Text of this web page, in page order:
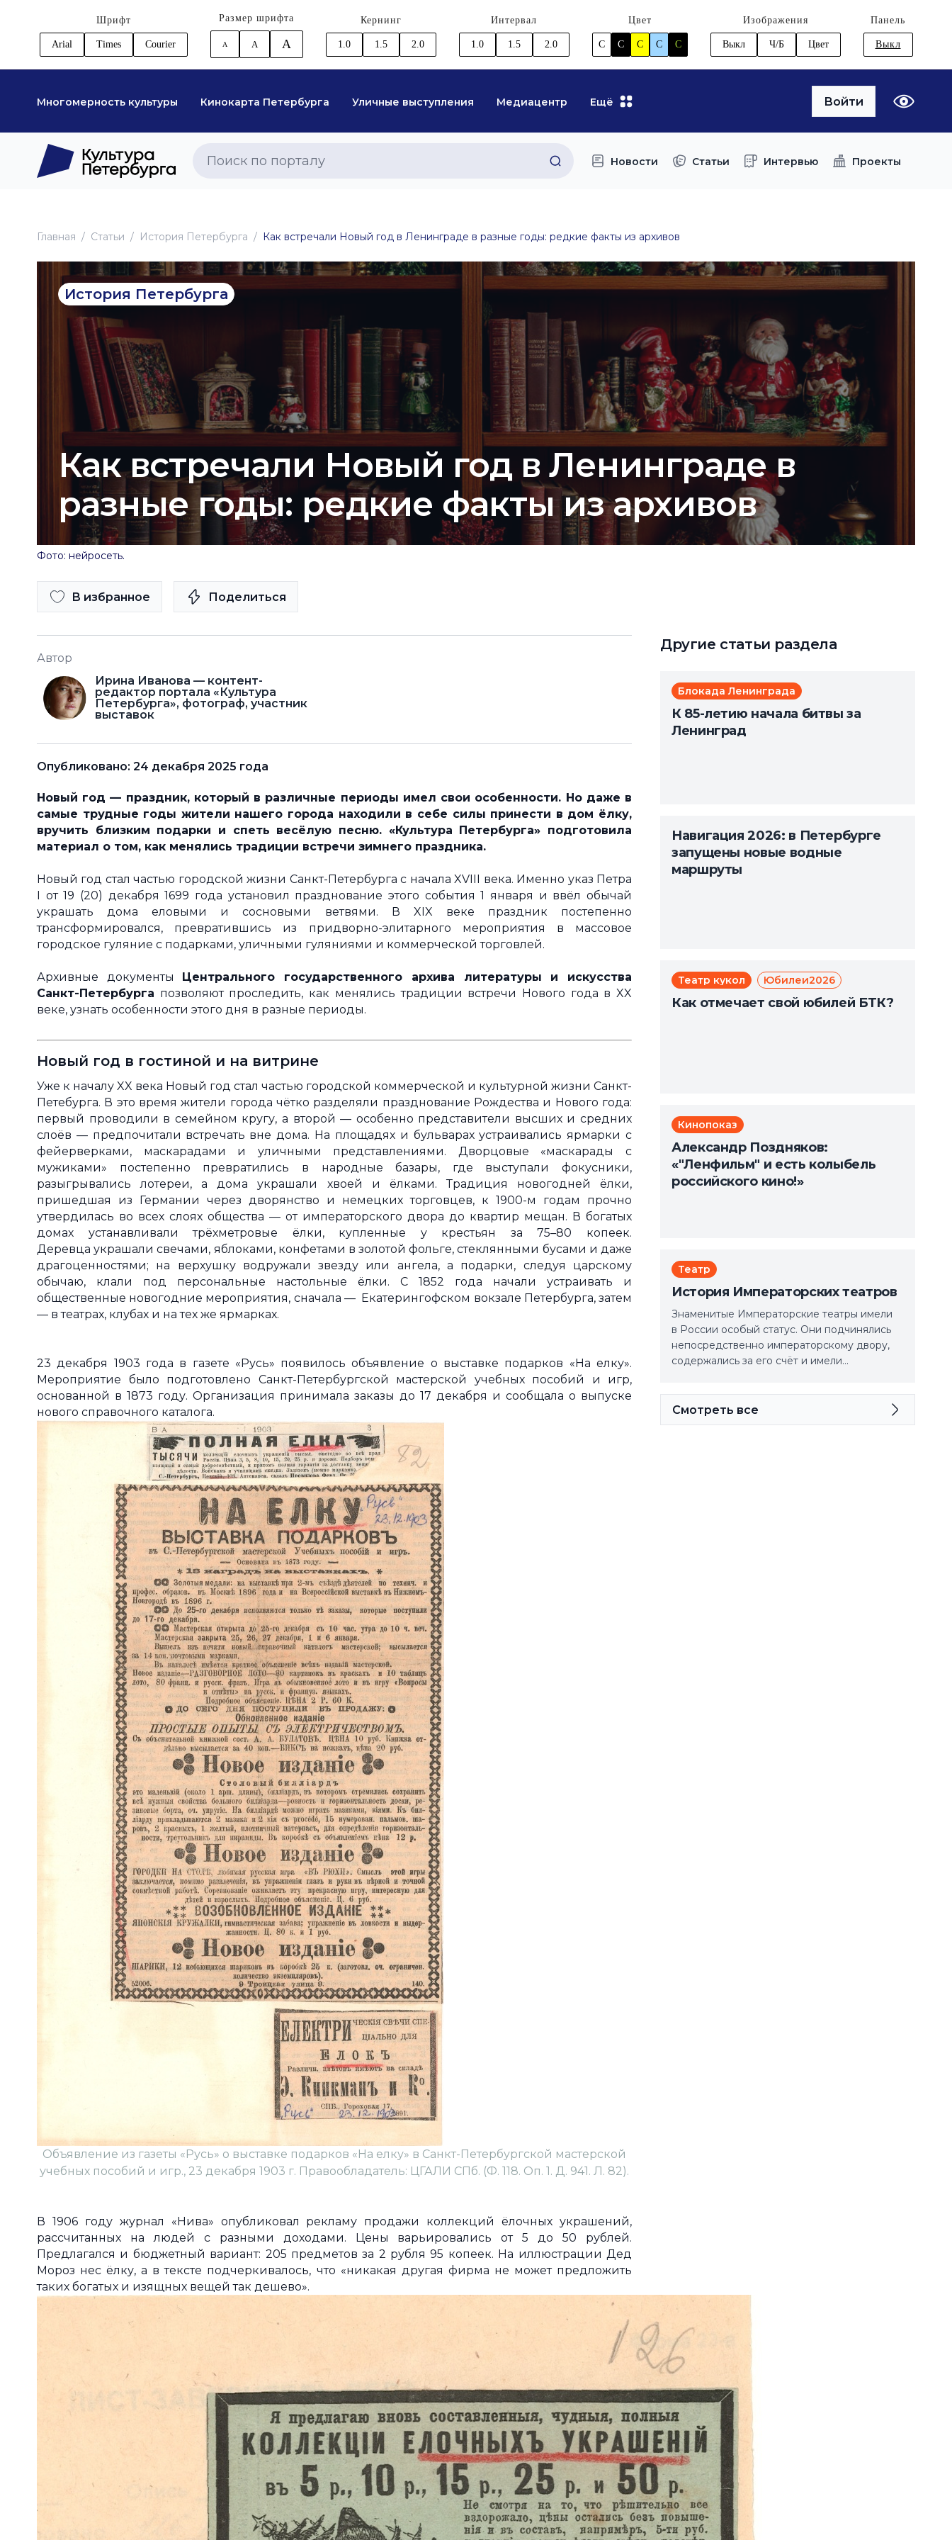
Шрифт
Arial Times Courier
Размер шрифта
A A A
Кернинг
1.0 1.5 2.0
Интервал
1.0 1.5 2.0
Цвет
C C C C C
Изображения
Выкл Ч/Б Цвет
Панель
Выкл
Многомерность культуры Кинокарта Петербурга Уличные выступления Медиацентр Ещё Войти
Новости Статьи Интервью Проекты
Главная Статьи История Петербурга Как встречали Новый год в Ленинграде в разные годы: редкие факты из архивов
История Петербурга
Как встречали Новый год в Ленинграде в
разные годы: редкие факты из архивов
Фото: нейросеть.
В избранное Поделиться
Автор
Ирина Иванова — контент-
редактор портала «Культура
Петербурга», фотограф, участник
выставок
Опубликовано: 24 декабря 2025 года
Новый год — праздник, который в различные периоды имел свои особенности. Но даже в
самые трудные годы жители нашего города находили в себе силы принести в дом ёлку,
вручить близким подарки и спеть весёлую песню. «Культура Петербурга» подготовила
материал о том, как менялись традиции встречи зимнего праздника.
Новый год стал частью городской жизни Санкт-Петербурга с начала XVIII века. Именно указ Петра
I от 19 (20) декабря 1699 года установил празднование этого события 1 января и ввёл обычай
украшать дома еловыми и сосновыми ветвями. В XIX веке праздник постепенно
трансформировался, превратившись из придворно-элитарного мероприятия в массовое
городское гуляние с подарками, уличными гуляниями и коммерческой торговлей.
Архивные документы Центрального государственного архива литературы и искусства
Санкт-Петербурга позволяют проследить, как менялись традиции встречи Нового года в XX
веке, узнать особенности этого дня в разные периоды.
Новый год в гостиной и на витрине
Уже к началу XX века Новый год стал частью городской коммерческой и культурной жизни Санкт-
Петебурга. В это время жители города чётко разделяли празднование Рождества и Нового года:
первый проводили в семейном кругу, а второй — особенно представители высших и средних
слоёв — предпочитали встречать вне дома. На площадях и бульварах устраивались ярмарки с
фейерверками, маскарадами и уличными представлениями. Дворцовые «маскарады с
мужиками» постепенно превратились в народные базары, где выступали фокусники,
разыгрывались лотереи, а дома украшали хвоей и ёлками. Традиция новогодней ёлки,
пришедшая из Германии через дворянство и немецких торговцев, к 1900-м годам прочно
утвердилась во всех слоях общества — от императорского двора до квартир мещан. В богатых
домах устанавливали трёхметровые ёлки, купленные у крестьян за 75–80 копеек.
Деревца украшали свечами, яблоками, конфетами в золотой фольге, стеклянными бусами и даже
драгоценностями; на верхушку водружали звезду или ангела, а подарки, следуя царскому
обычаю, клали под персональные настольные ёлки. С 1852 года начали устраивать и
общественные новогодние мероприятия, сначала — Екатерингофском вокзале Петербурга, затем
— в театрах, клубах и на тех же ярмарках.
23 декабря 1903 года в газете «Русь» появилось объявление о выставке подарков «На елку».
Мероприятие было подготовлено Санкт-Петербургской мастерской учебных пособий и игр,
основанной в 1873 году. Организация принимала заказы до 17 декабря и сообщала о выпуске
нового справочного каталога.
Объявление из газеты «Русь» о выставке подарков «На елку» в Санкт-Петербургской мастерской
учебных пособий и игр., 23 декабря 1903 г. Правообладатель: ЦГАЛИ СПб. (Ф. 118. Оп. 1. Д. 941. Л. 82).
В 1906 году журнал «Нива» опубликовал рекламу продажи коллекций ёлочных украшений,
рассчитанных на людей с разными доходами. Цены варьировались от 5 до 50 рублей.
Предлагался и бюджетный вариант: 205 предметов за 2 рубля 95 копеек. На иллюстрации Дед
Мороз нес ёлку, а в тексте подчеркивалось, что «никакая другая фирма не может предложить
таких богатых и изящных вещей так дешево».
Другие статьи раздела
Блокада Ленинграда
К 85-летию начала битвы за
Ленинград
Навигация 2026: в Петербурге
запущены новые водные
маршруты
Театр кукол Юбилеи2026
Как отмечает свой юбилей БТК?
Кинопоказ
Александр Поздняков:
«"Ленфильм" и есть колыбель
российского кино!»
Театр
История Императорских театров
Знаменитые Императорские театры имели
в России особый статус. Они подчинялись
непосредственно императорскому двору,
содержались за его счёт и имели…
Смотреть все